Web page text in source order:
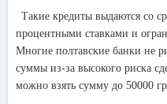
Такие кредиты выдаются со
процентными ставками и
Многие полтавские банки не
суммы из-за высокого риска
можно взять сумму до 50000